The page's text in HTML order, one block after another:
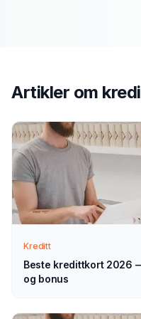
2 Vi tar kontakt
Vi går gjennom
veiledning — normalt
3 Velg selv
passer deg — helt
Artikler om
Kreditt
Beste kredittkort 2026
og bonus